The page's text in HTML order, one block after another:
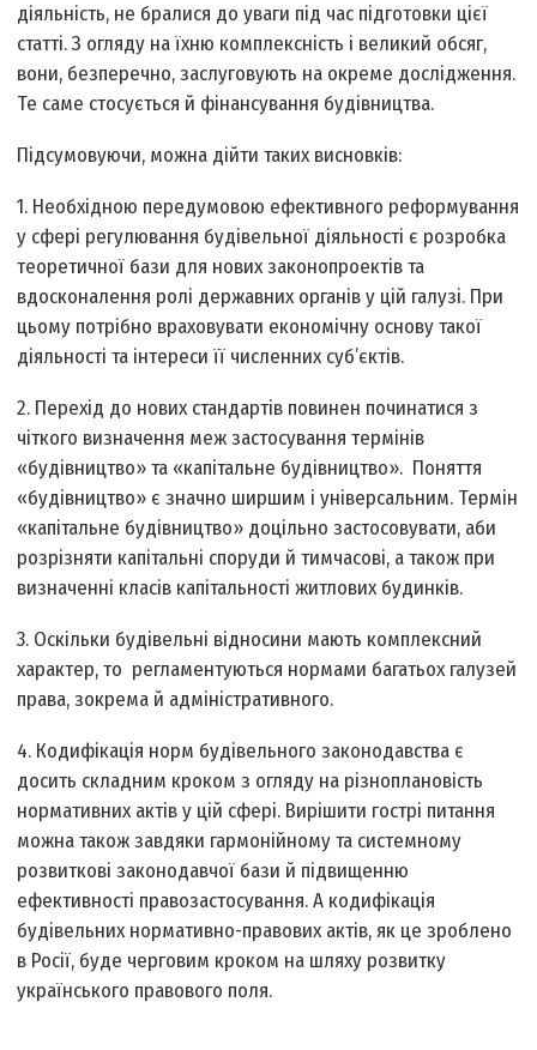
діяльність, не бралися до уваги під час підготовки цієї
статті. З огляду на їхню комплексність і великий обсяг,
вони, безперечно, заслуговують на окреме дослідження.
Те саме стосується й фінансування будівництва.
Підсумовуючи, можна дійти таких висновків:
1. Необхідною передумовою ефективного реформування
у сфері регулювання будівельної діяльності є розробка
теоретичної бази для нових законопроектів та
вдосконалення ролі державних органів у цій галузі. При
цьому потрібно враховувати економічну основу такої
діяльності та інтереси її численних суб’єктів.
2. Перехід до нових стандартів повинен починатися з
чіткого визначення меж застосування термінів
«будівництво» та «капітальне будівництво». Поняття
«будівництво» є значно ширшим і універсальним. Термін
«капітальне будівництво» доцільно застосовувати, аби
розрізняти капітальні споруди й тимчасові, а також при
визначенні класів капітальності житлових будинків.
3. Оскільки будівельні відносини мають комплексний
характер, то регламентуються нормами багатьох галузей
права, зокрема й адміністративного.
4. Кодифікація норм будівельного законодавства є
досить складним кроком з огляду на різноплановість
нормативних актів у цій сфері. Вирішити гострі питання
можна також завдяки гармонійному та системному
розвиткові законодавчої бази й підвищенню
ефективності правозастосування. А кодифікація
будівельних нормативно-правових актів, як це зроблено
в Росії, буде черговим кроком на шляху розвитку
українського правового поля.